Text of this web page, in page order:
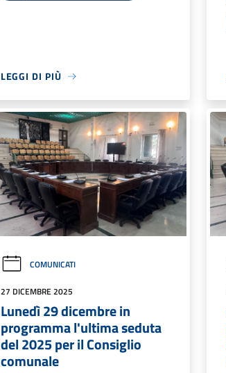
LEGGI DI PIÙ
COMUNICATI
27 DICEMBRE 2025
Lunedì 29 dicembre in
programma l'ultima seduta
del 2025 per il Consiglio
comunale